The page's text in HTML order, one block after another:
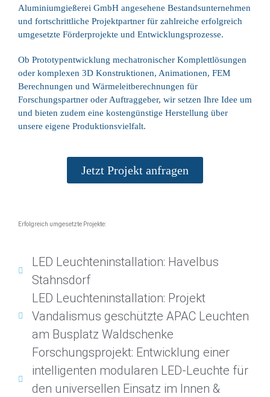
Aluminiumgießerei GmbH angesehene Bestandsunternehmen
und fortschrittliche Projektpartner für zahlreiche erfolgreich
umgesetzte Förderprojekte und Entwicklungsprozesse.
Ob Prototypentwicklung mechatronischer Komplettlösungen
oder komplexen 3D Konstruktionen, Animationen, FEM
Berechnungen und Wärmeleitberechnungen für
Forschungspartner oder Auftraggeber, wir setzen Ihre Idee um
und bieten zudem eine kostengünstige Herstellung über
unsere eigene Produktionsvielfalt.
Jetzt Projekt anfragen
Erfolgreich umgesetzte Projekte:
LED Leuchteninstallation: Havelbus
Stahnsdorf
LED Leuchteninstallation: Projekt
Vandalismus geschützte APAC Leuchten
am Busplatz Waldschenke
Forschungsprojekt: Entwicklung einer
intelligenten modularen LED-Leuchte für
den universellen Einsatz im Innen &